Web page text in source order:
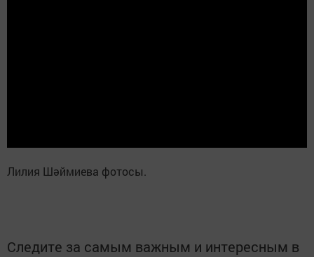
Лилия Шәймиева фотосы.
Следите за самым важным и интересным в